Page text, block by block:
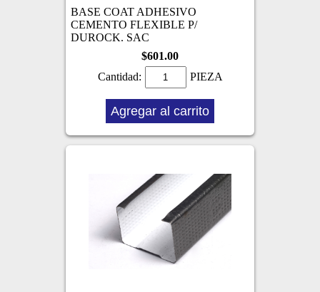
BASE COAT ADHESIVO
CEMENTO FLEXIBLE P/
DUROCK. SAC
$601.00
Cantidad:
PIEZA
Agregar al carrito